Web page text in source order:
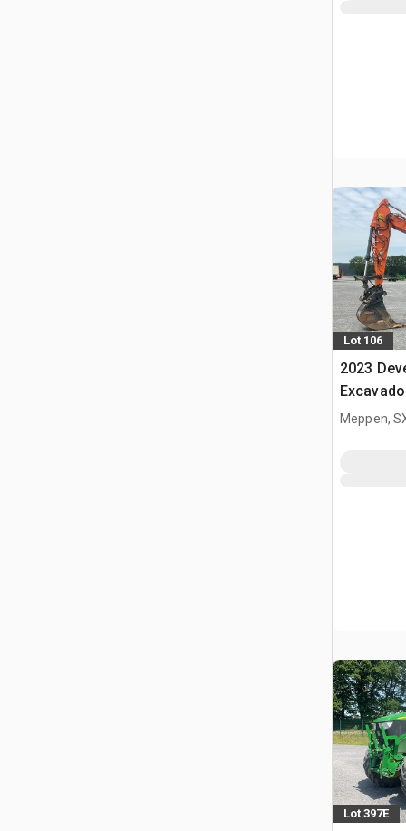
Lot 106
2023
Meppen,
Lot 397E